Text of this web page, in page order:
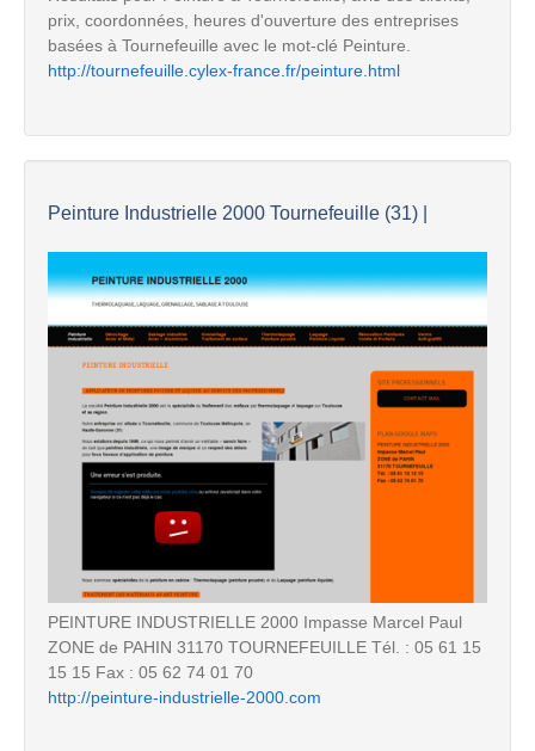
prix, coordonnées, heures d'ouverture des entreprises
basées à Tournefeuille avec le mot-clé Peinture.
http://tournefeuille.cylex-france.fr/peinture.html
Peinture Industrielle 2000 Tournefeuille (31) |
PEINTURE INDUSTRIELLE 2000 Impasse Marcel Paul
ZONE de PAHIN 31170 TOURNEFEUILLE Tél. : 05 61 15
15 15 Fax : 05 62 74 01 70
http://peinture-industrielle-2000.com